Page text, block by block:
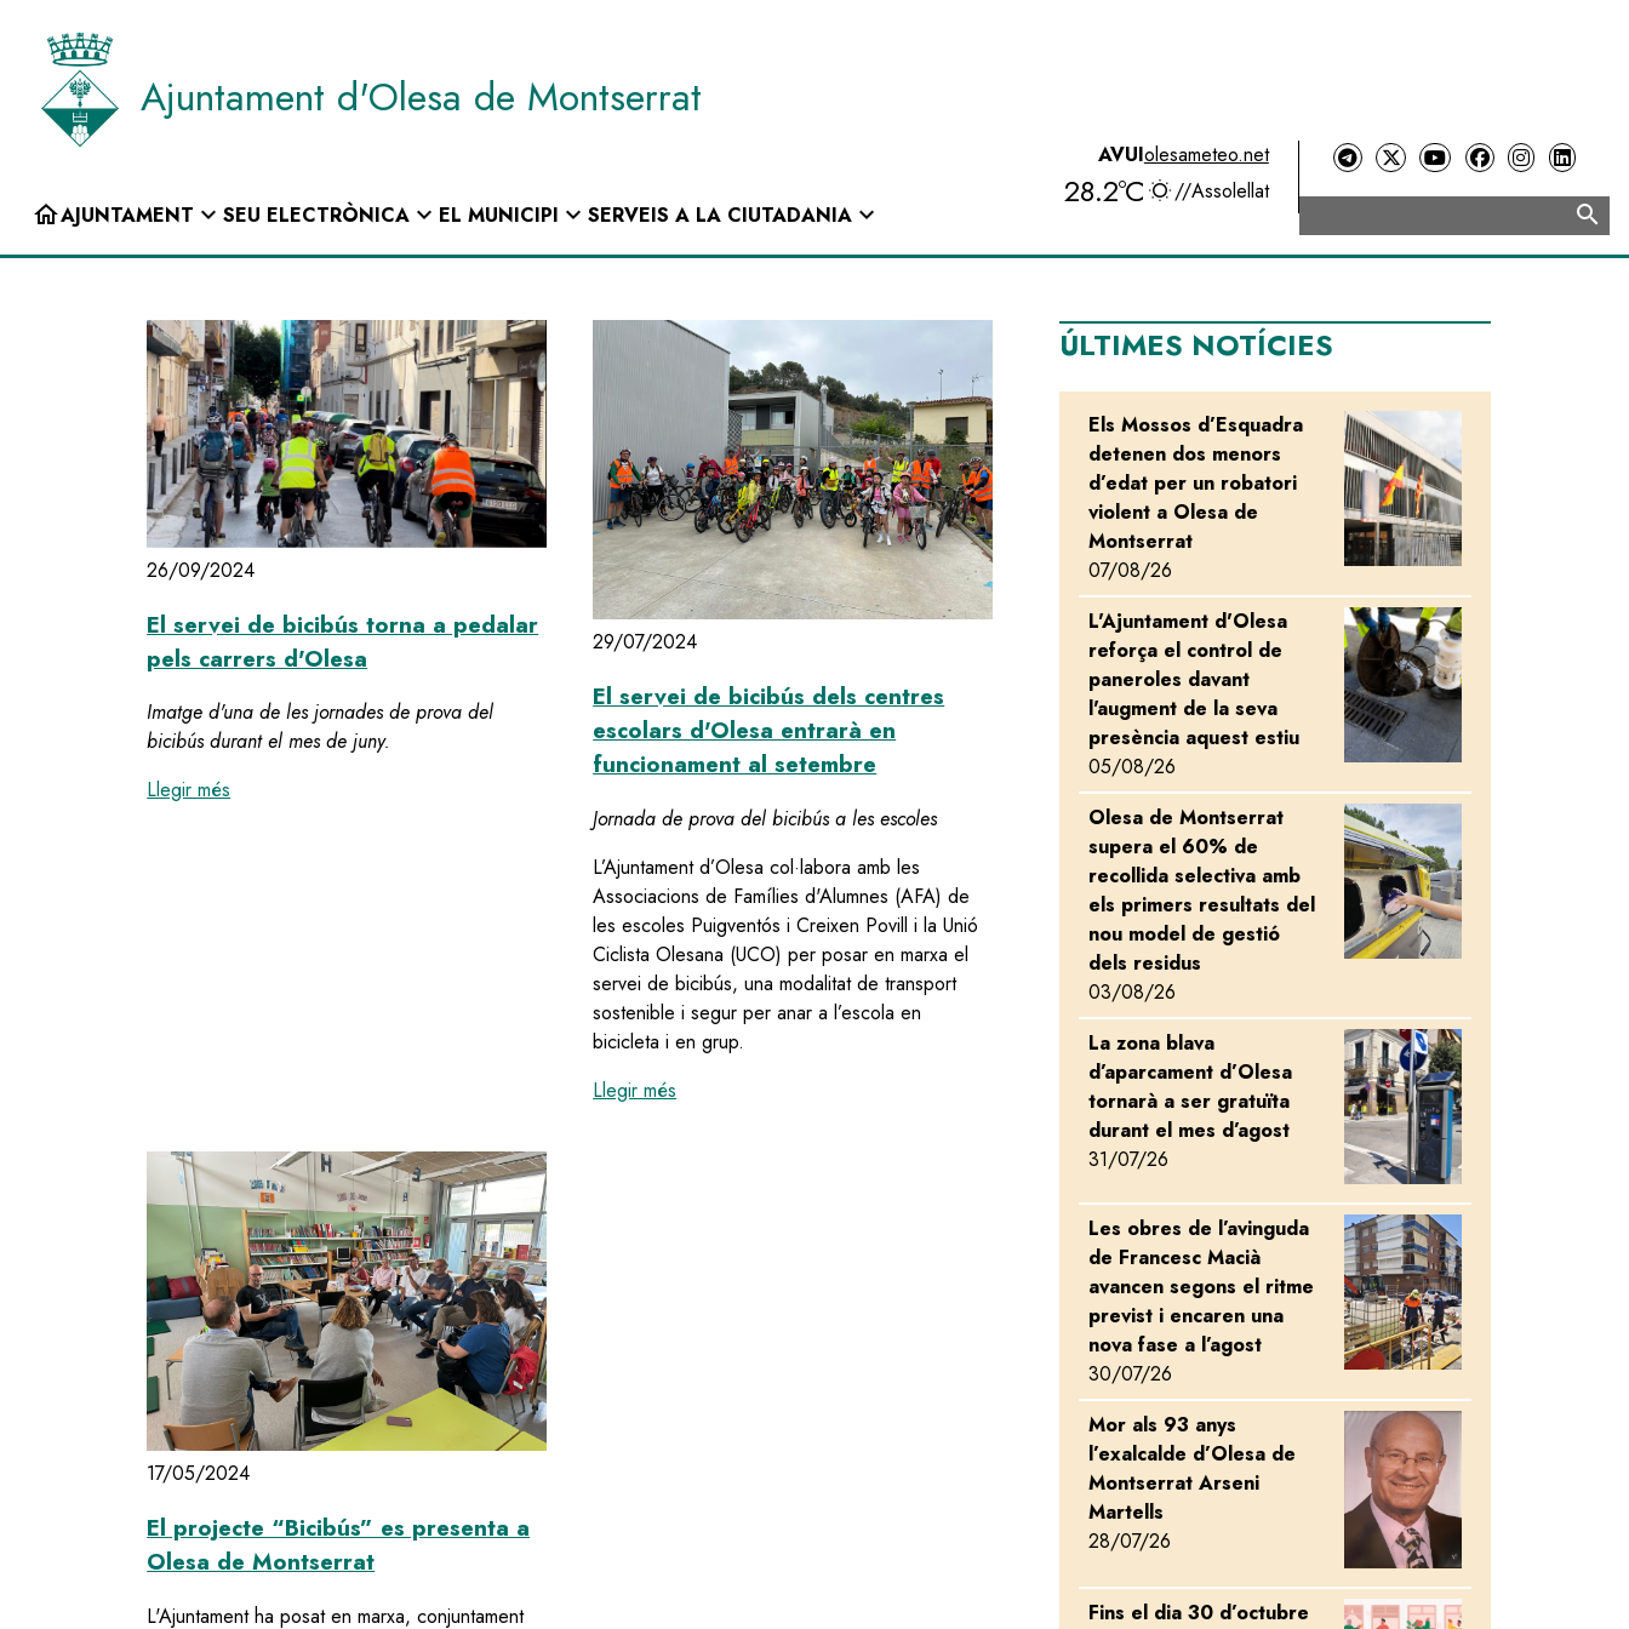
contingut
Ajuntament d'Olesa de Montserrat
Navegació
INICI
homeAJUNTAMENT expand_more SEU ELECTRÒNICAexpand_more EL MUNICIPI expand_more SERVEIS A LA CIUTADANIAexpand_more
AVUIolesameteo.net
28.2ºC //Assolellat
search
26/09/2024
El servei de bicibús torna a pedalar
pels carrers d'Olesa
Imatge d'una de les jornades de prova del
bicibús durant el mes de juny.
Llegir més
29/07/2024
El servei de bicibús dels centres
escolars d'Olesa entrarà en
funcionament al setembre
Jornada de prova del bicibús a les escoles
L’Ajuntament d’Olesa col·labora amb les
Associacions de Famílies d'Alumnes (AFA) de
les escoles Puigventós i Creixen Povill i la Unió
Ciclista Olesana (UCO) per posar en marxa el
servei de bicibús, una modalitat de transport
sostenible i segur per anar a l’escola en
bicicleta i en grup.
Llegir més
El servei de bicibús dels centres escolars d'Olesa entrarà en funcionament al setembre
17/05/2024
El projecte “Bicibús” es presenta a
Olesa de Montserrat
L'Ajuntament ha posat en marxa, conjuntament
ÚLTIMES NOTÍCIES
Els Mossos d’Esquadra
detenen dos menors
d’edat per un robatori
violent a Olesa de
Montserrat
07/08/26
Image
L'Ajuntament d'Olesa
reforça el control de
paneroles davant
l'augment de la seva
presència aquest estiu
05/08/26
Image
Olesa de Montserrat
supera el 60% de
recollida selectiva amb
els primers resultats del
nou model de gestió
dels residus
03/08/26
Image
La zona blava
d’aparcament d’Olesa
tornarà a ser gratuïta
durant el mes d’agost
31/07/26
Image
Les obres de l’avinguda
de Francesc Macià
avancen segons el ritme
previst i encaren una
nova fase a l’agost
30/07/26
Image
Mor als 93 anys
l’exalcalde d’Olesa de
Montserrat Arseni
Martells
28/07/26
Image
Fins el dia 30 d’octubre
Image